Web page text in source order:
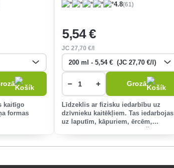
kaitīgo
formas
4.8(61)
5,54 €
JC27,70 €/l
− + Grozā
Līdzeklis ar fizisku iedarbību uz
dzīvnieku kaitēkļiem. Tas iedarbojas
uz laputīm, kāpuriem, ērcēm,